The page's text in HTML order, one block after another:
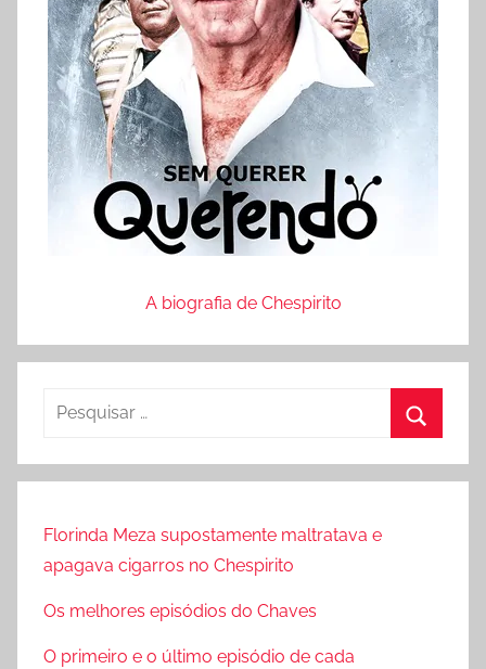
A biografia de Chespirito
s
u
a
r
r
Florinda Meza supostamente maltratava e
apagava cigarros no Chespirito
Os melhores episódios do Chaves
O primeiro e o último episódio de cada